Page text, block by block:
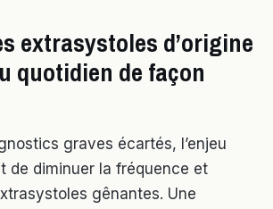
extrasystoles d’origine
quotidien de façon
graves écartés, l’enjeu
de diminuer la fréquence et
gênantes. Une